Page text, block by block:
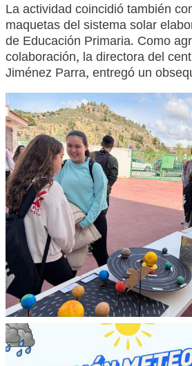
La actividad coincidió también
maquetas del sistema solar
de Educación Primaria. Como
colaboración, la directora del
Jiménez Parra, entregó un